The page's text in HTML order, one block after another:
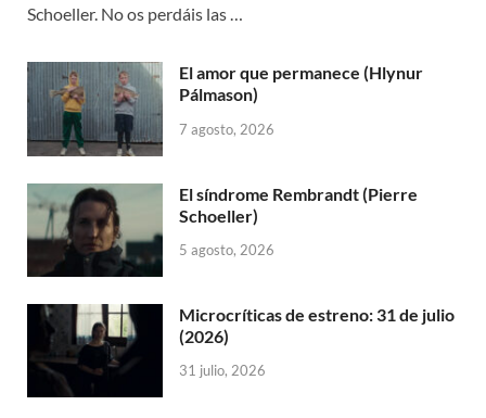
Schoeller. No os perdáis las …
El amor que permanece (Hlynur
Pálmason)
7 agosto, 2026
El síndrome Rembrandt (Pierre
Schoeller)
5 agosto, 2026
Microcríticas de estreno: 31 de julio
(2026)
31 julio, 2026